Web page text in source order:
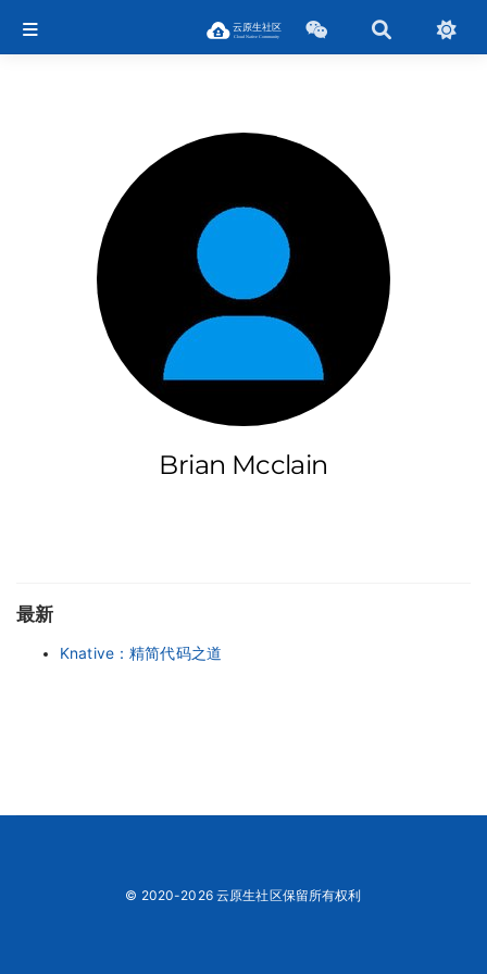
Brian Mcclain
最新
Knative：精简代码之道
© 2020-2026 云原生社区保留所有权利